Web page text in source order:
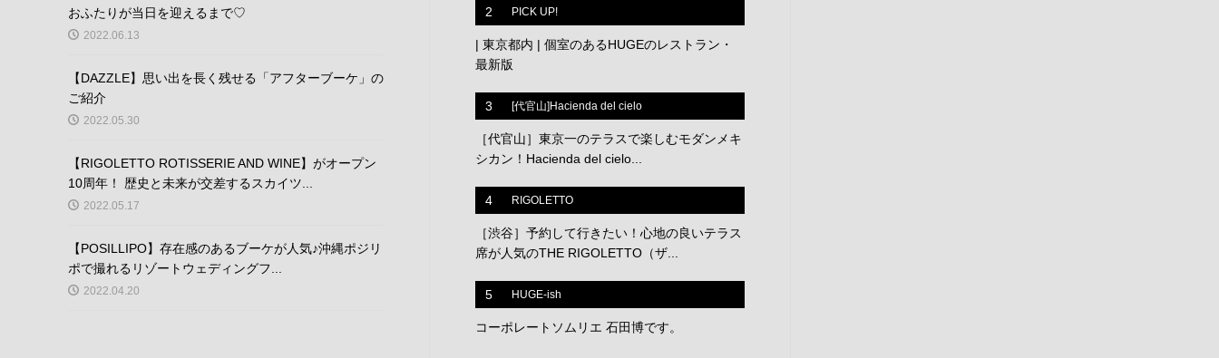
おふたりが当日を迎えるまで♡
2022.06.13
【DAZZLE】思い出を長く残せる「アフターブーケ」の
ご紹介
2022.05.30
【RIGOLETTO ROTISSERIE AND WINE】がオープン
10周年！ 歴史と未来が交差するスカイツ...
2022.05.17
【POSILLIPO】存在感のあるブーケが人気♪沖縄ポジリ
ポで撮れるリゾートウェディングフ...
2022.04.20
2 PICK UP!
| 東京都内 | 個室のあるHUGEのレストラン・
最新版
3 [代官山]Hacienda del cielo
［代官山］東京一のテラスで楽しむモダンメキ
シカン！Hacienda del cielo...
4 RIGOLETTO
［渋谷］予約して行きたい！心地の良いテラス
席が人気のTHE RIGOLETTO（ザ...
5 HUGE-ish
コーポレートソムリエ 石田博です。